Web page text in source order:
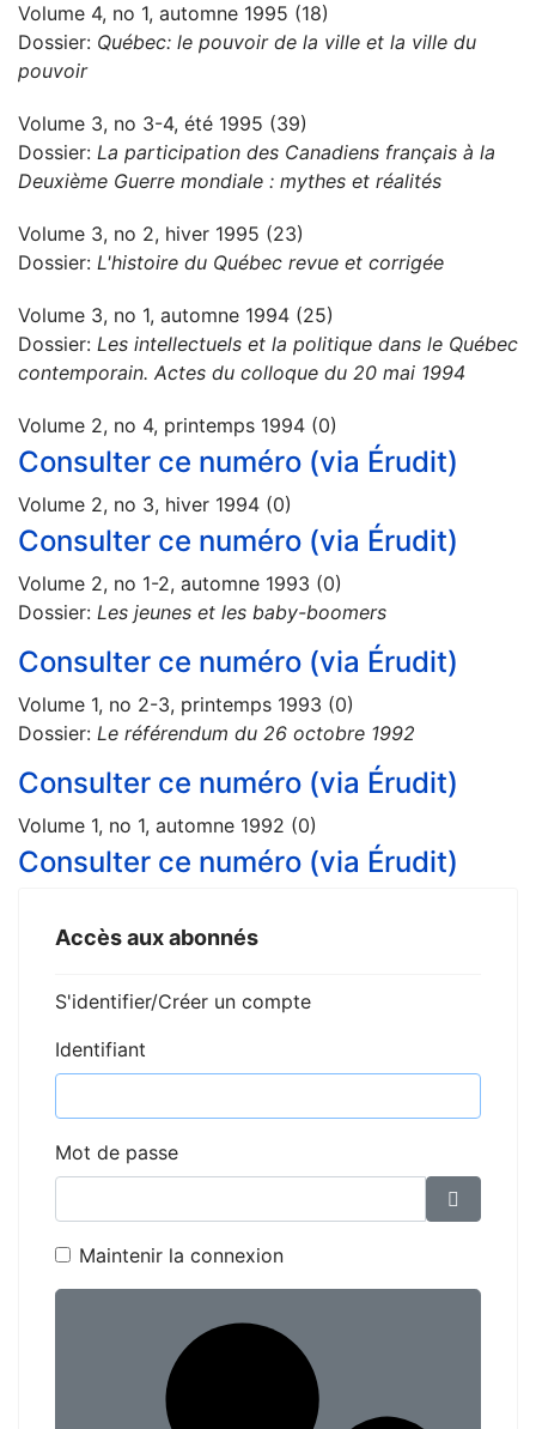
Volume 4, no 1, automne 1995 (18)
Dossier: Québec: le pouvoir de la ville et la ville du
pouvoir
Volume 3, no 3-4, été 1995 (39)
Dossier: La participation des Canadiens français à la
Deuxième Guerre mondiale : mythes et réalités
Volume 3, no 2, hiver 1995 (23)
Dossier: L'histoire du Québec revue et corrigée
Volume 3, no 1, automne 1994 (25)
Dossier: Les intellectuels et la politique dans le Québec
contemporain. Actes du colloque du 20 mai 1994
Volume 2, no 4, printemps 1994 (0)
Consulter ce numéro (via Érudit)
Volume 2, no 3, hiver 1994 (0)
Consulter ce numéro (via Érudit)
Volume 2, no 1-2, automne 1993 (0)
Dossier: Les jeunes et les baby-boomers
Consulter ce numéro (via Érudit)
Volume 1, no 2-3, printemps 1993 (0)
Dossier: Le référendum du 26 octobre 1992
Consulter ce numéro (via Érudit)
Volume 1, no 1, automne 1992 (0)
Consulter ce numéro (via Érudit)
Accès aux abonnés
S'identifier/Créer un compte
Identifiant
Mot de passe
Maintenir la connexion